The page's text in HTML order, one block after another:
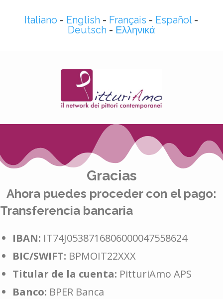
Italiano - English - Français - Español-
Deutsch - Ελληνικά
Gracias
Ahora puedes proceder con el pago:
Transferencia bancaria
IBAN: IT74J0538716806000047558624
BIC/SWIFT: BPMOIT22XXX
Titular de la cuenta: PitturiAmo APS
Banco: BPER Banca